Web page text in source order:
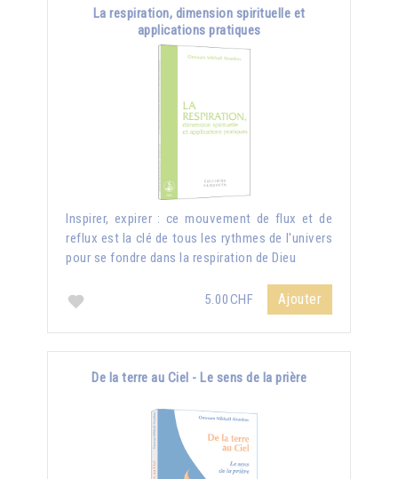
La respiration, dimension spirituelle et
applications pratiques
Inspirer, expirer : ce mouvement de flux et de
reflux est la clé de tous les rythmes de l'univers
pour se fondre dans la respiration de Dieu
5.00CHF Ajouter
De la terre au Ciel - Le sens de la prière